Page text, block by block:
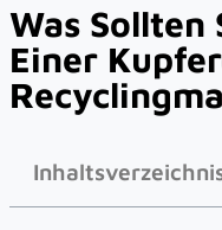
Was Sollten
Einer